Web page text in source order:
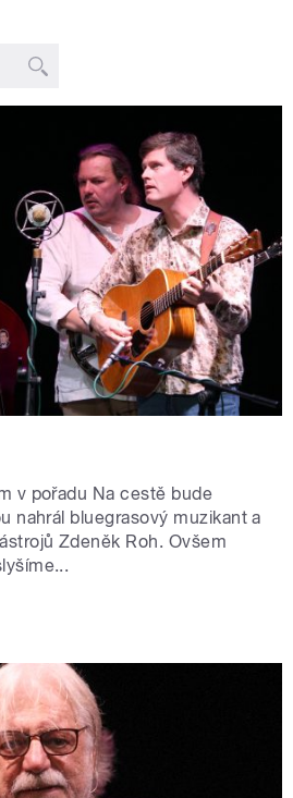
v pořadu Na cestě bude
nahrál bluegrasový muzikant a
Zdeněk Roh. Ovšem